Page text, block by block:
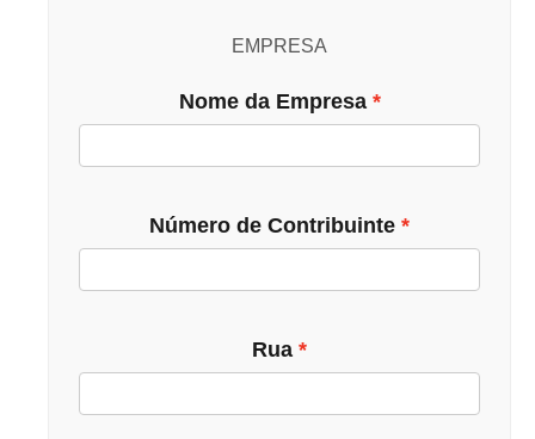
EMPRESA
Nome da Empresa
Número de Contribuinte
Rua